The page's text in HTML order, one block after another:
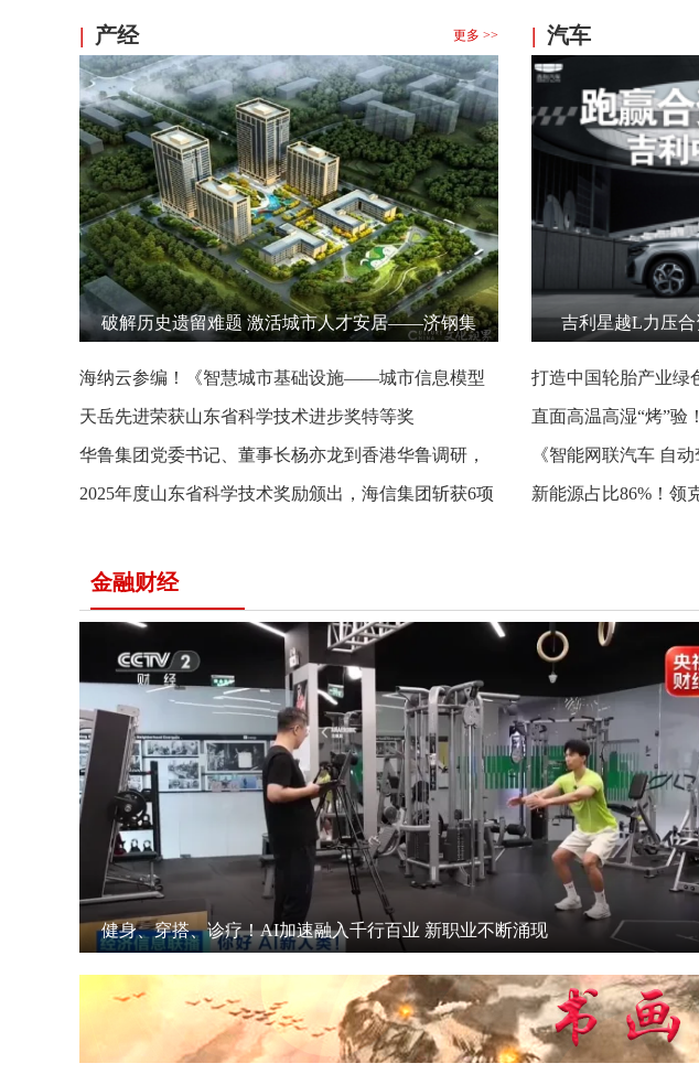
| 产经 更多 >>
破解历史遗留难题 激活城市人才安居——济钢集
海纳云参编！《智慧城市基础设施——城市信息模型
（CIM）数据框架和功能要求标准》发布
天岳先进荣获山东省科学技术进步奖特等奖
华鲁集团党委书记、董事长杨亦龙到香港华鲁调研，
推动驻港澳平台优势赋能山东经济高质量发展
2025年度山东省科学技术奖励颁出，海信集团斩获6项
| 汽车
吉利星越L力压
打造中国轮胎产业
天然橡胶项目获评最
直面高温高湿“烤”验
航测试挑战成功
《智能网联汽车 自
标准正式发布
新能源占比86%！领
金融财经
健身、穿搭、诊疗！AI加速融入千行百业 新职业不断涌现